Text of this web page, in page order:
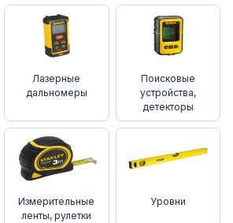
Лазерные
дальномеры
Поисковые
устройства,
детекторы
Измерительные
ленты, рулетки
Уровни